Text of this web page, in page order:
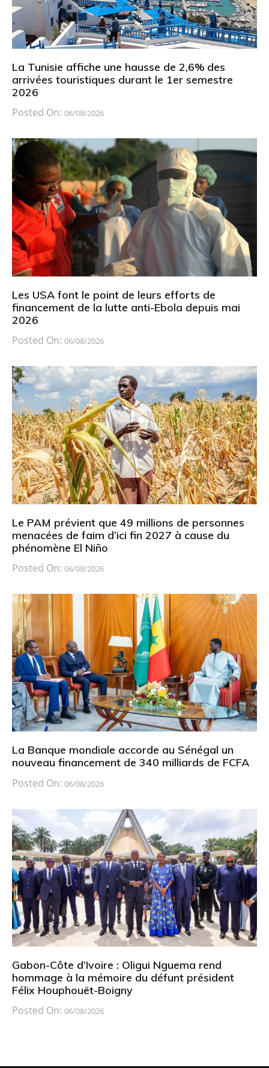
La Tunisie affiche une hausse de 2,6% des
arrivées touristiques durant le 1er semestre
2026
Posted On: 06/08/2026
Les USA font le point de leurs efforts de
financement de la lutte anti-Ebola depuis mai
2026
Posted On: 06/08/2026
Le PAM prévient que 49 millions de personnes
menacées de faim d’ici fin 2027 à cause du
phénomène El Niño
Posted On: 06/08/2026
La Banque mondiale accorde au Sénégal un
nouveau financement de 340 milliards de FCFA
Posted On: 06/08/2026
Gabon-Côte d’Ivoire : Oligui Nguema rend
hommage à la mémoire du défunt président
Félix Houphouët-Boigny
Posted On: 06/08/2026